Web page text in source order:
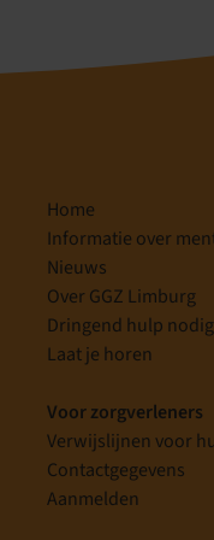
Home
Informatie over
Nieuws
Over GGZ Limburg
Dringend hulp nodig
Laat je horen
Voor zorgverleners
Verwijslijnen voor
Contactgegevens
Aanmelden